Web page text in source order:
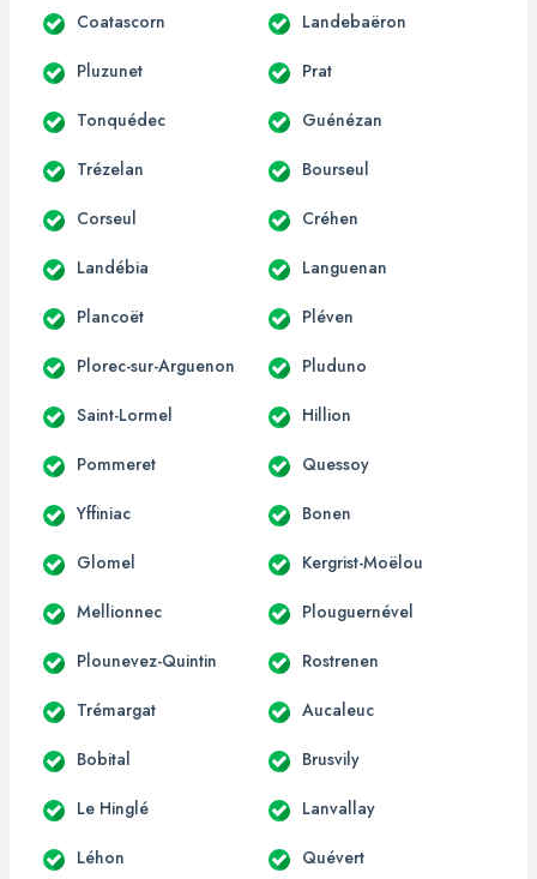
Coatascorn Landebaëron
Pluzunet Prat
Tonquédec Guénézan
Trézelan Bourseul
Corseul Créhen
Landébia Languenan
Plancoët Pléven
Plorec-sur-Arguenon Pluduno
Saint-Lormel Hillion
Pommeret Quessoy
Yffiniac Bonen
Glomel Kergrist-Moëlou
Mellionnec Plouguernével
Plounevez-Quintin Rostrenen
Trémargat Aucaleuc
Bobital Brusvily
Le Hinglé Lanvallay
Léhon Quévert